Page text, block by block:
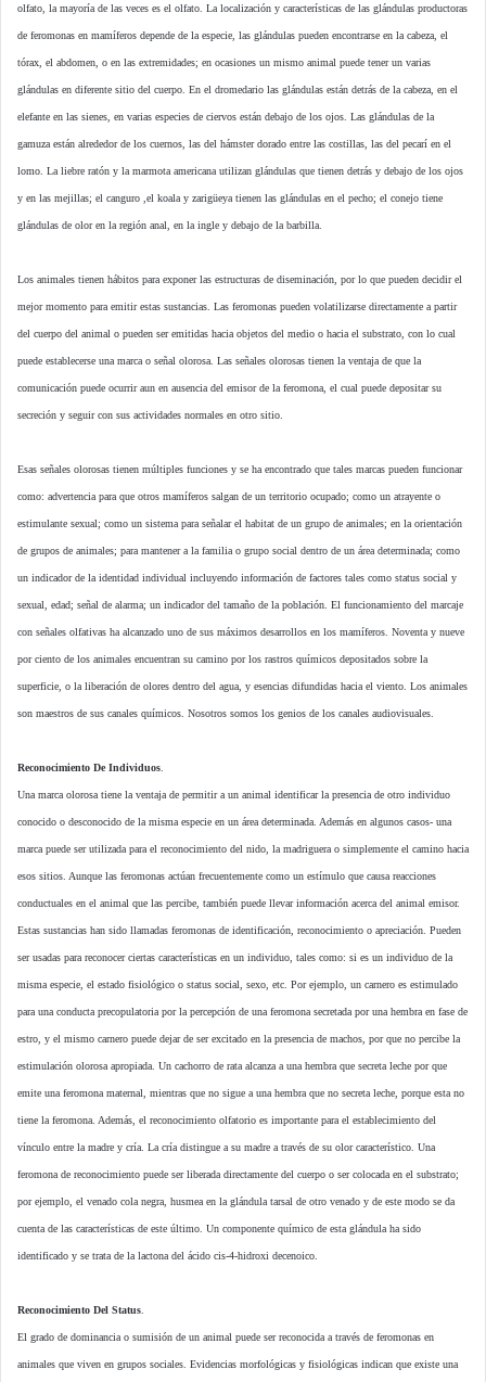
olfato, la mayoría de las veces es el olfato. La localización y características de las glándulas productoras
de feromonas en mamíferos depende de la especie, las glándulas pueden encontrarse en la cabeza, el
tórax, el abdomen, o en las extremidades; en ocasiones un mismo animal puede tener un varias
glándulas en diferente sitio del cuerpo. En el dromedario las glándulas están detrás de la cabeza, en el
elefante en las sienes, en varias especies de ciervos están debajo de los ojos. Las glándulas de la
gamuza están alrededor de los cuernos, las del hámster dorado entre las costillas, las del pecarí en el
lomo. La liebre ratón y la marmota americana utilizan glándulas que tienen detrás y debajo de los ojos
y en las mejillas; el canguro ,el koala y zarigüeya tienen las glándulas en el pecho; el conejo tiene
glándulas de olor en la región anal, en la ingle y debajo de la barbilla.
Los animales tienen hábitos para exponer las estructuras de diseminación, por lo que pueden decidir el
mejor momento para emitir estas sustancias. Las feromonas pueden volatilizarse directamente a partir
del cuerpo del animal o pueden ser emitidas hacia objetos del medio o hacia el substrato, con lo cual
puede establecerse una marca o señal olorosa. Las señales olorosas tienen la ventaja de que la
comunicación puede ocurrir aun en ausencia del emisor de la feromona, el cual puede depositar su
secreción y seguir con sus actividades normales en otro sitio.
Esas señales olorosas tienen múltiples funciones y se ha encontrado que tales marcas pueden funcionar
como: advertencia para que otros mamíferos salgan de un territorio ocupado; como un atrayente o
estimulante sexual; como un sistema para señalar el habitat de un grupo de animales; en la orientación
de grupos de animales; para mantener a la familia o grupo social dentro de un área determinada; como
un indicador de la identidad individual incluyendo información de factores tales como status social y
sexual, edad; señal de alarma; un indicador del tamaño de la población. El funcionamiento del marcaje
con señales olfativas ha alcanzado uno de sus máximos desarrollos en los mamíferos. Noventa y nueve
por ciento de los animales encuentran su camino por los rastros químicos depositados sobre la
superficie, o la liberación de olores dentro del agua, y esencias difundidas hacia el viento. Los animales
son maestros de sus canales químicos. Nosotros somos los genios de los canales audiovisuales.
Reconocimiento De Individuos
Una marca olorosa tiene la ventaja de permitir a un animal identificar la presencia de otro individuo
conocido o desconocido de la misma especie en un área determinada. Además en algunos casos- una
marca puede ser utilizada para el reconocimiento del nido, la madriguera o simplemente el camino hacia
esos sitios. Aunque las feromonas actúan frecuentemente como un estímulo que causa reacciones
conductuales en el animal que las percibe, también puede llevar información acerca del animal emisor.
Estas sustancias han sido llamadas feromonas de identificación, reconocimiento o apreciación. Pueden
ser usadas para reconocer ciertas características en un individuo, tales como: si es un individuo de la
misma especie, el estado fisiológico o status social, sexo, etc. Por ejemplo, un carnero es estimulado
para una conducta precopulatoria por la percepción de una feromona secretada por una hembra en fase de
estro, y el mismo carnero puede dejar de ser excitado en la presencia de machos, por que no percibe la
estimulación olorosa apropiada. Un cachorro de rata alcanza a una hembra que secreta leche por que
emite una feromona maternal, mientras que no sigue a una hembra que no secreta leche, porque esta no
tiene la feromona. Además, el reconocimiento olfatorio es importante para el establecimiento del
vínculo entre la madre y cría. La cría distingue a su madre a través de su olor característico. Una
feromona de reconocimiento puede ser liberada directamente del cuerpo o ser colocada en el substrato;
por ejemplo, el venado cola negra, husmea en la glándula tarsal de otro venado y de este modo se da
cuenta de las características de este último. Un componente químico de esta glándula ha sido
identificado y se trata de la lactona del ácido cis-4-hidroxi decenoico.
Reconocimiento Del Status
El grado de dominancia o sumisión de un animal puede ser reconocida a través de feromonas en
animales que viven en grupos sociales. Evidencias morfológicas y fisiológicas indican que existe una